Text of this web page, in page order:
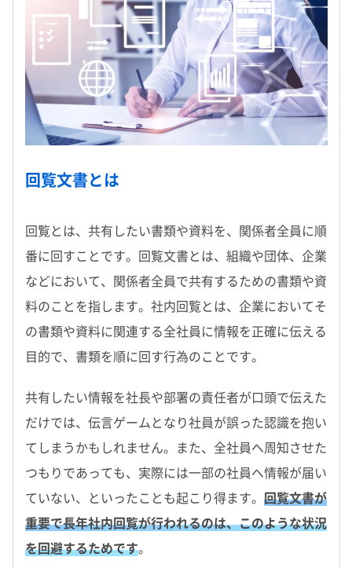
回覧文書とは
回覧とは、共有したい書類や資料を、関係者全員に順
番に回すことです。回覧文書とは、組織や団体、企業
などにおいて、関係者全員で共有するための書類や資
料のことを指します。社内回覧とは、企業においてそ
の書類や資料に関連する全社員に情報を正確に伝える
目的で、書類を順に回す行為のことです。
共有したい情報を社長や部署の責任者が口頭で伝えた
だけでは、伝言ゲームとなり社員が誤った認識を抱い
てしまうかもしれません。また、全社員へ周知させた
つもりであっても、実際には一部の社員へ情報が届い
ていない、といったことも起こり得ます。 回覧文書が
重要で長年社内回覧が行われるのは、このような状況
を回避するためです。